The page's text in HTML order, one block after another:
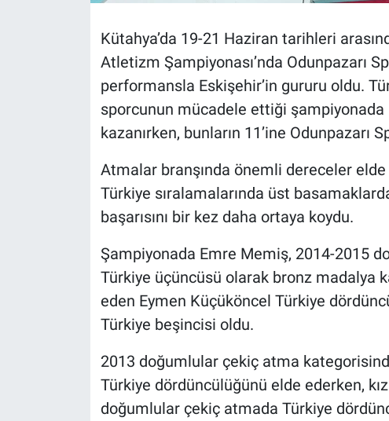
Kütahya’da 19-21 Haziran tarihleri
Atletizm Şampiyonası’nda Odunpazarı
performansla Eskişehir’in gururu oldu.
sporcunun mücadele ettiği
kazanırken, bunların 11’ine Odunpazarı
Atmalar branşında önemli dereceler
Türkiye sıralamalarında üst
başarısını bir kez daha ortaya koydu.
Şampiyonada Emre Memiş, 2014-2015
Türkiye üçüncüsü olarak bronz madalya
eden Eymen Küçüköncel Türkiye
Türkiye beşincisi oldu.
2013 doğumlular çekiç atma
Türkiye dördüncülüğünü elde ederken,
doğumlular çekiç atmada Türkiye
Bilim ve Teknoloji